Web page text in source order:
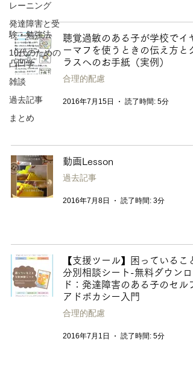
レーニング
発達障害と受
験・勉強法
10代のための
凸凹学
雑談
過去記事
まとめ
聴覚過敏のある子が学校でイヤ
ーマフを使うときの伝え方とク
ラスへのお手紙（実例）
合理的配慮
2016年7月15日 読了時間: 5分
動画Lesson
過去記事
2016年7月8日 読了時間: 3分
【支援ツール】困っていること
分別相談シート-無料ダウンロ
ド：発達障害のある子のセルフ
アドボカシー入門
合理的配慮
2016年7月1日 読了時間: 5分